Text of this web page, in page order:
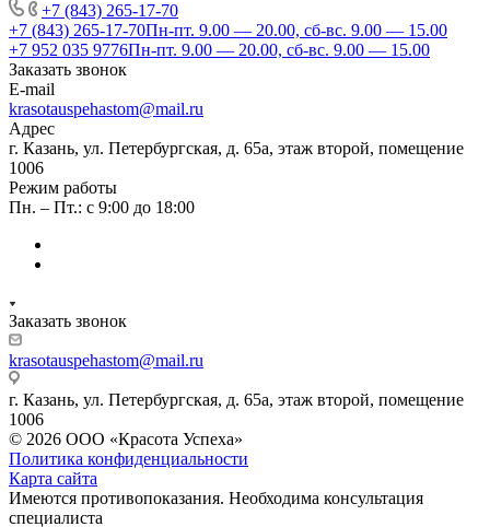
+7 (843) 265-17-70
+7 (843) 265-17-70Пн-пт. 9.00 — 20.00, сб-вс. 9.00 — 15.00
+7 952 035 9776Пн-пт. 9.00 — 20.00, сб-вс. 9.00 — 15.00
Заказать звонок
E-mail
krasotauspehastom@mail.ru
Адрес
г. Казань, ул. Петербургская, д. 65а, этаж второй, помещение
1006
Режим работы
Пн. – Пт.: с 9:00 до 18:00
Заказать звонок
krasotauspehastom@mail.ru
г. Казань, ул. Петербургская, д. 65а, этаж второй, помещение
1006
© 2026 ООО «Красота Успеха»
Политика конфиденциальности
Карта сайта
Имеются противопоказания. Необходима консультация
специалиста